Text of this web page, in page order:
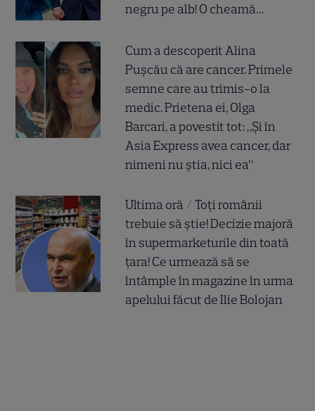
negru pe alb! O cheamă…
Cum a descoperit Alina
Pușcău că are cancer. Primele
semne care au trimis-o la
medic. Prietena ei, Olga
Barcari, a povestit tot: „Și în
Asia Express avea cancer, dar
nimeni nu știa, nici ea”
Ultima oră / Toți românii
trebuie să știe! Decizie majoră
în supermarketurile din toată
țara! Ce urmează să se
întâmple în magazine în urma
apelului făcut de Ilie Bolojan